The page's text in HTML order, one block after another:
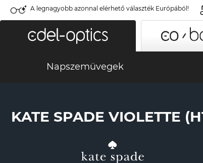
A legnagyobb azonnal elérhető választék Európából!
Napszemüvegek
KATE SPADE VIOLETTE